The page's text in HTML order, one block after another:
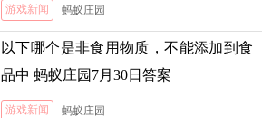
游戏新闻 蚂蚁庄园
以下哪个是非食用物质，不能添加到食
品中 蚂蚁庄园7月30日答案
游戏新闻 蚂蚁庄园